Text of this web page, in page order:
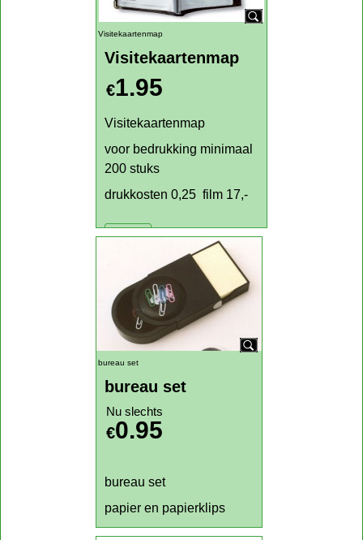
Muismat met antisliplaag
drukkosten op aanvraag
Visitekaartenmap
Visitekaartenmap
1.95
Visitekaartenmap
voor bedrukking minimaal
200 stuks
drukkosten 0,25 film 17,-
Klik hier